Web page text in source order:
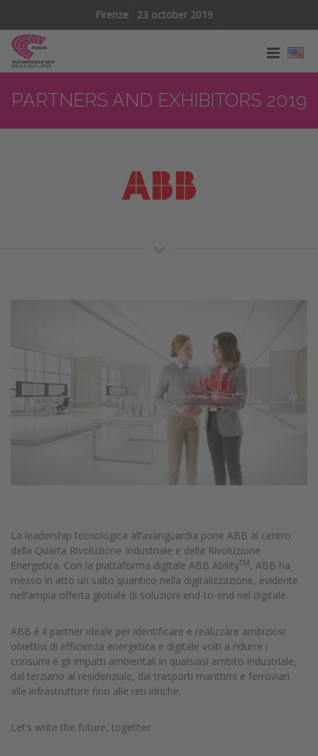
Firenze 23 october 2019
PARTNERS AND EXHIBITORS 2019
La leadership tecnologica all’avanguardia pone ABB al centro
della Quarta Rivoluzione Industriale e della Rivoluzione
Energetica. Con la piattaforma digitale ABB AbilityTM, ABB ha
messo in atto un salto quantico nella digitalizzazione, evidente
nell’ampia offerta globale di soluzioni end-to-end nel digitale.
ABB è il partner ideale per identificare e realizzare ambiziosi
obiettivi di efficienza energetica e digitale volti a ridurre i
consumi e gli impatti ambientali in qualsiasi ambito industriale,
dal terziario al residenziale, dai trasporti marittimi e ferroviari
alle infrastrutture fino alle reti idriche.
Let’s write the future, together